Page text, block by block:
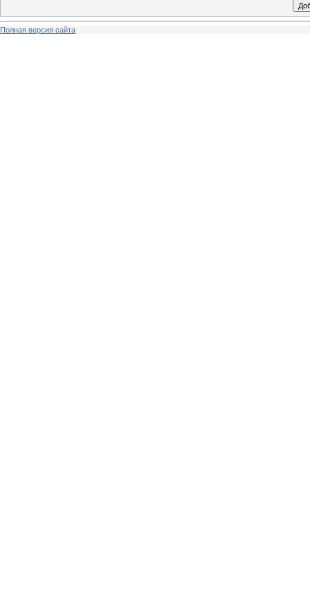
Полная версия сайта